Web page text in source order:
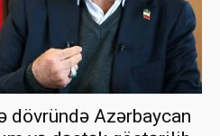
dövründə Azərbaycan